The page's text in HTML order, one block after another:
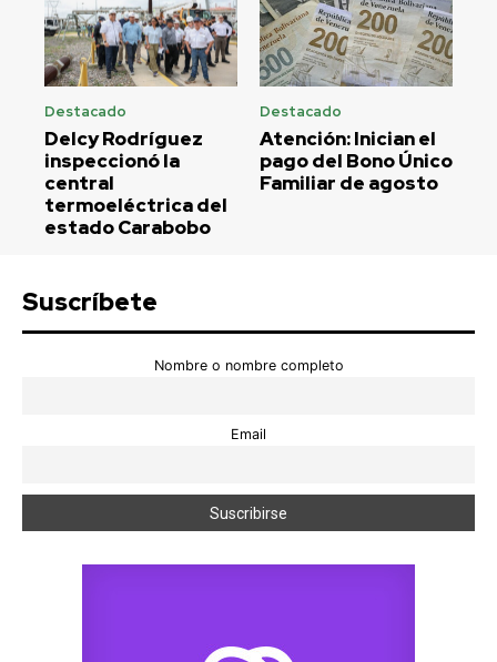
Destacado
Delcy Rodríguez
inspeccionó la
central
termoeléctrica del
estado Carabobo
Destacado
Atención: Inician el
pago del Bono Único
Familiar de agosto
Suscríbete
Nombre o nombre completo
Email